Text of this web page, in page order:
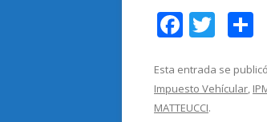
F
e
b
T
itt
er
Esta entrada se
Impuesto Vehícular,
MATTEUCCI.